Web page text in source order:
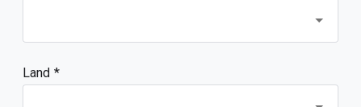
Land *